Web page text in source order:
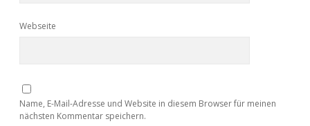
Webseite
Name, E-Mail-Adresse und Website in diesem Browser für meinen
nächsten Kommentar speichern.